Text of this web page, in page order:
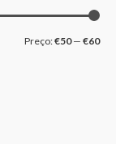
Preço:€50— €60